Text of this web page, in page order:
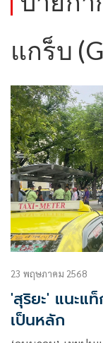
แกร็บ
23 พฤษภาคม 2568
'สุริยะ' แนะแ
เป็นหลัก